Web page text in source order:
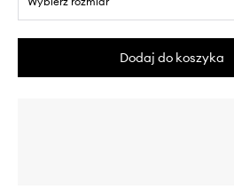
Dodaj do koszyka